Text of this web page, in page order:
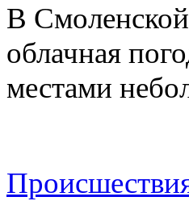
В Смоленской
облачная
местами